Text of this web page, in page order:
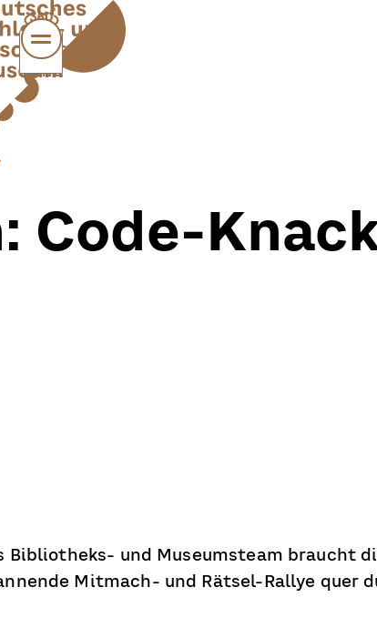
MENÜ
Code-
Bibliotheks- und Museumsteam braucht
Mitmach- und Rätsel-Rallye quer